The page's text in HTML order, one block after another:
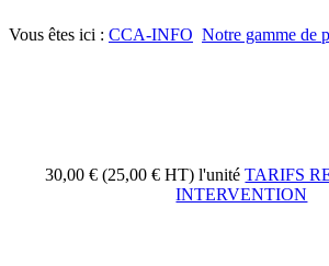
Vous êtes ici : CCA-INFO Notre gamme de
30,00 € (25,00 € HT)l'unité TARIFS
INTERVENTION